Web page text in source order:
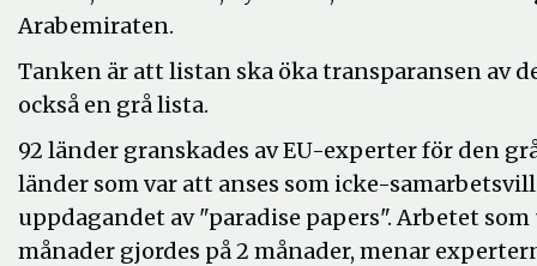
Arabemiraten.
Tanken är att listan ska öka transparansen av
också en grå lista.
92 länder granskades av EU-experter för den
länder som var att anses som icke-
uppdagandet av "paradise papers". Arbetet
månader gjordes på 2 månader, menar